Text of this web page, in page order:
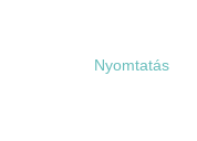
Nyomtatás